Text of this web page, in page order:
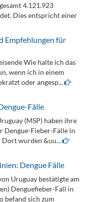
4.121.923
Dies entspricht einer
Empfehlungen für
Wie halte ich das
wenn ich in einem
oder angesp...
Fälle
(MSP) haben ihre
Dengue-Fieber-Fälle in
Dort wurden &uu...
Dengue Fälle
Uruguay bestätigte am
Denguefieber-Fall in
befand sich zum